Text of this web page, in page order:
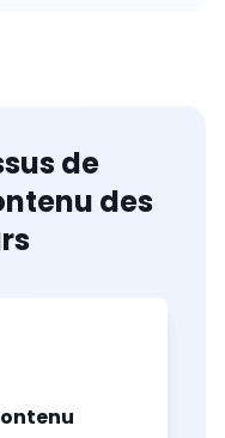
de
des